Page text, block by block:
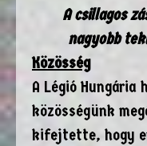
A csillagos
nagyobb
Közösség
A Légió
közösségünk
kifejtette, hogy